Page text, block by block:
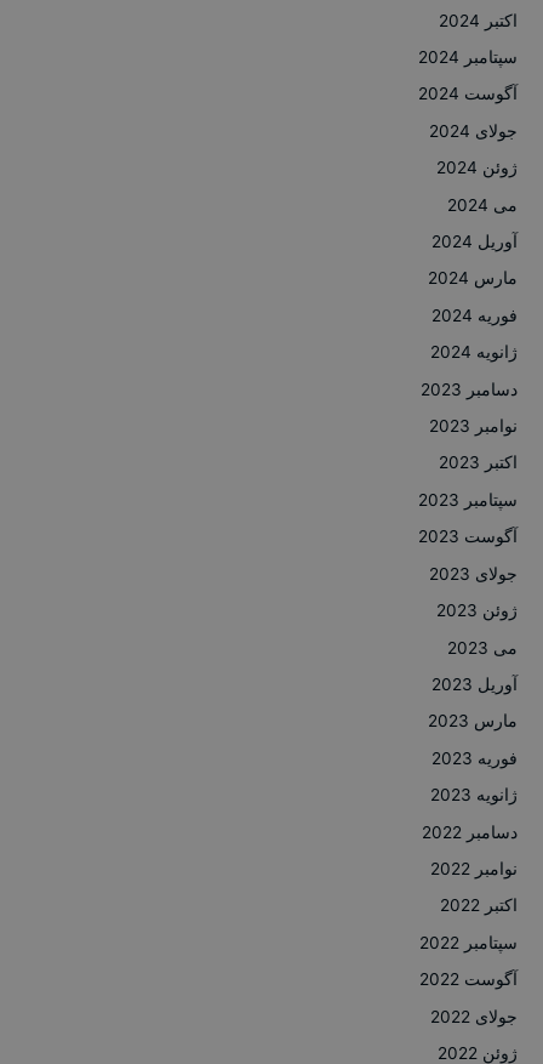
اکتبر 2024
سپتامبر 2024
آگوست 2024
جولای 2024
ژوئن 2024
می 2024
آوریل 2024
مارس 2024
فوریه 2024
ژانویه 2024
دسامبر 2023
نوامبر 2023
اکتبر 2023
سپتامبر 2023
آگوست 2023
جولای 2023
ژوئن 2023
می 2023
آوریل 2023
مارس 2023
فوریه 2023
ژانویه 2023
دسامبر 2022
نوامبر 2022
اکتبر 2022
سپتامبر 2022
آگوست 2022
جولای 2022
ژوئن 2022